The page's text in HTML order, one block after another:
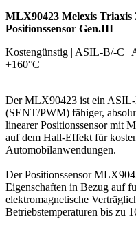
MLX90423 Melexis
Positionssensor Gen.III
Kostengünstig | ASIL-B/-C |
+160°C
Der MLX90423 ist ein
(SENT/PWM) fähiger,
linearer Positionssensor mit
auf dem Hall-Effekt für
Automobilanwendungen.
Der Positionssensor
Eigenschaften in Bezug auf
elektromagnetische
Betriebstemperaturen bis zu